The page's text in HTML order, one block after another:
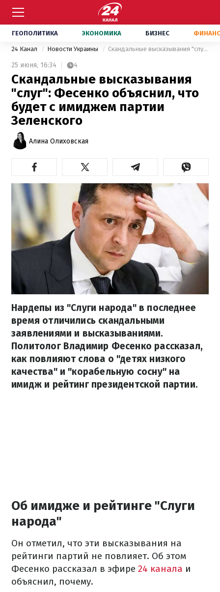
ГЕОПОЛИТИКА ЭКОНОМИКА БИЗНЕС
24 Канал Новости Украины Скандальные высказывания "слуг": Фесенко объяснил, что будет с имиджем партии Зеленского
25 июня, 16:34 4
Скандальные высказывания
"слуг": Фесенко объяснил, что
будет с имиджем партии
Зеленского
Алина Олиховская
Нардепы из "Слуги народа" в последнее
время отличились скандальными
заявлениями и высказываниями.
Политолог Владимир Фесенко рассказал,
как повлияют слова о "детях низкого
качества" и "корабельную сосну" на
имидж и рейтинг президентской партии.
Об имидже и рейтинге "Слуги
народа"
Он отметил, что эти высказывания на
рейтинги партий не повлияет. Об этом
Фесенко рассказал в эфире 24 канала и
объяснил, почему.